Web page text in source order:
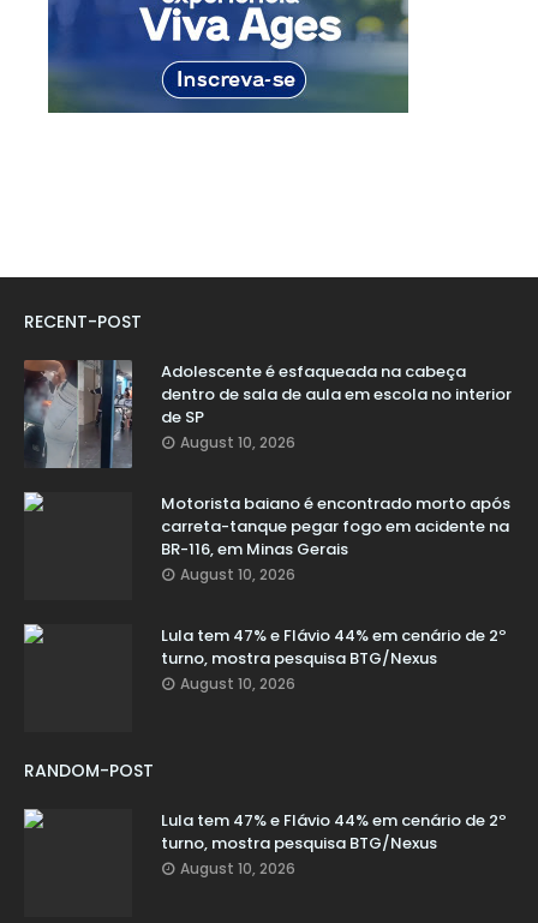
RECENT-POST
Adolescente é esfaqueada na cabeça
dentro de sala de aula em escola no interior
de SP
August 10, 2026
Motorista baiano é encontrado morto após
carreta-tanque pegar fogo em acidente na
BR-116, em Minas Gerais
August 10, 2026
Lula tem 47% e Flávio 44% em cenário de 2º
turno, mostra pesquisa BTG/Nexus
August 10, 2026
RANDOM-POST
Lula tem 47% e Flávio 44% em cenário de 2º
turno, mostra pesquisa BTG/Nexus
August 10, 2026